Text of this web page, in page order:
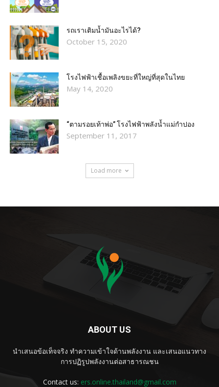
รถเราเติมน้ำมันอะไรได้?​
October 15, 2020
โรงไฟฟ้าเชื้อเพลิงขยะที่ใหญ่ที่สุดในไทย
May 14, 2020
“ตามรอยเท้าพ่อ” โรงไฟฟ้าพลังน้ำแม่กำปอง
September 11, 2017
Load more
ABOUT US
นำเสนอข้อเท็จจริง ทำความเข้าใจด้านพลังงาน และเสนอแนวทาง
การปฏิรูปพลังงานต่อสาธารณชน
Contact us: ers.online.thailand@gmail.com